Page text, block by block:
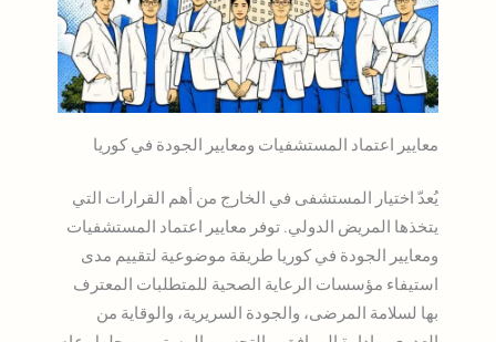
معايير اعتماد المستشفيات ومعايير الجودة في كوريا
يُعدّ اختيار المستشفى في الخارج من أهم القرارات التي
يتخذها المريض الدولي. توفر معايير اعتماد المستشفيات
ومعايير الجودة في كوريا طريقة موضوعية لتقييم مدى
استيفاء مؤسسات الرعاية الصحية للمتطلبات المعترف
بها لسلامة المرضى، والجودة السريرية، والوقاية من